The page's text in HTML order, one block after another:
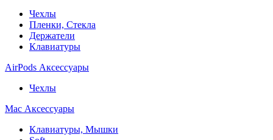
Чехлы
Пленки, Стекла
Держатели
Клавиатуры
AirPods Аксессуары
Чехлы
Mac Аксессуары
Клавиатуры, Мышки